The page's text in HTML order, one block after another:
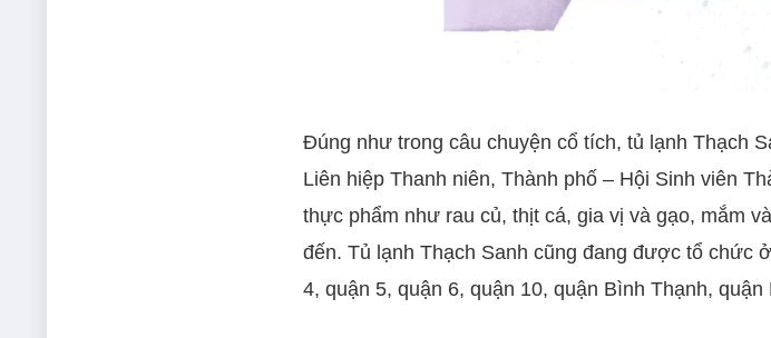
Đúng như trong câu chuyện cổ tích, tủ lạnh Thạch
Liên hiệp Thanh niên, Thành phố – Hội Sinh viên
thực phẩm như rau củ, thịt cá, gia vị và gạo, mắm
đến. Tủ lạnh Thạch Sanh cũng đang được tổ chức
4, quận 5, quận 6, quận 10, quận Bình Thạnh, quận